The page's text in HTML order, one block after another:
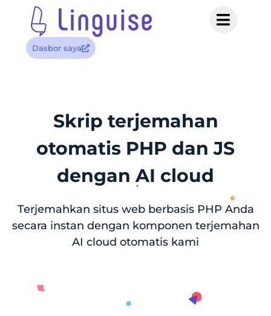
Dasbor saya
Skrip terjemahan
otomatis PHP dan JS
dengan AI cloud
Terjemahkan situs web berbasis PHP Anda
secara instan dengan komponen terjemahan
AI cloud otomatis kami